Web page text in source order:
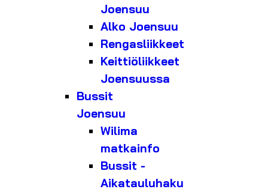
Joensuu
Alko Joensuu
Rengasliikkeet
Keittiöliikkeet
Joensuussa
Bussit
Joensuu
Wilima
matkainfo
Bussit -
Aikatauluhaku